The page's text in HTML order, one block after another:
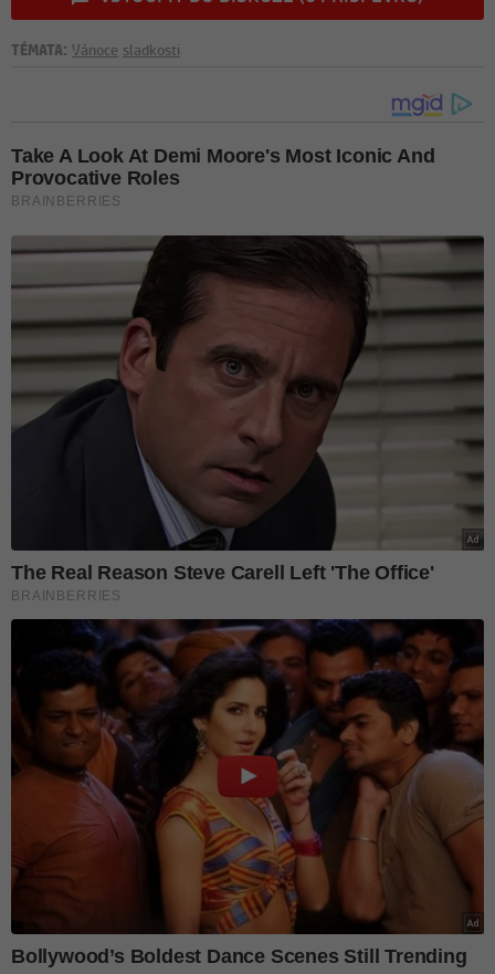
TÉMATA: Vánoce sladkosti